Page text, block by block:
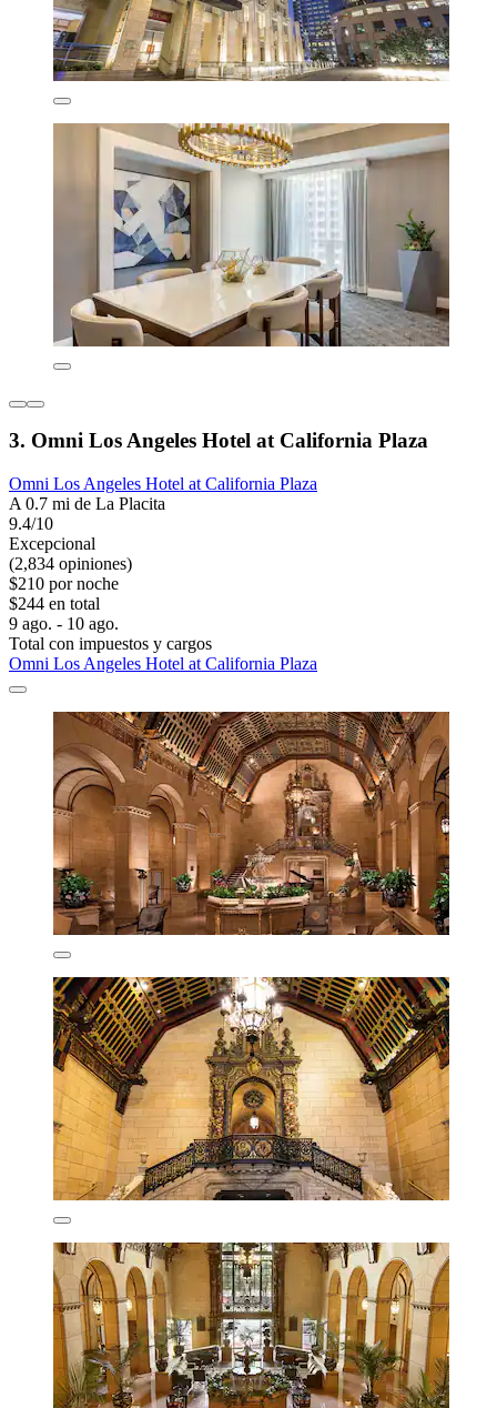
3. Omni Los Angeles Hotel at California Plaza
Omni Los Angeles Hotel at California Plaza
A 0.7 mi de La Placita
9.4/10
Excepcional
(2,834 opiniones)
$210 por noche
$244 en total
9 ago. - 10 ago.
Total con impuestos y cargos
Omni Los Angeles Hotel at California Plaza